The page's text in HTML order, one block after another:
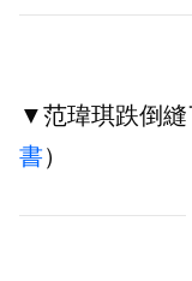
▼范瑋琪跌倒縫
書）